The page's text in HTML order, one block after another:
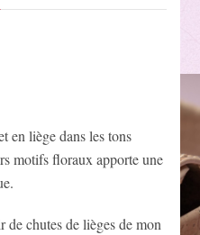
en liège dans les tons
motifs floraux apporte une
chutes de lièges de mon